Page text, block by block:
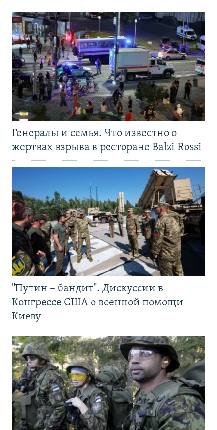
Генералы и семья. Что известно о
жертвах взрыва в ресторане Balzi Rossi
"Путин – бандит". Дискуссии в
Конгрессе США о военной помощи
Киеву